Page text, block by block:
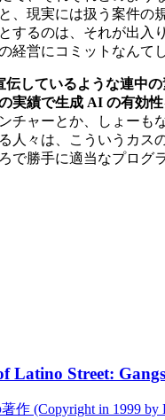
、現実には扱う案件
するのは、それが出入
経営にコミットなんて
伝しているような連中
実績で生成 AI の有効
チャーとか、しょー
人々は、こういうカ
で勝手に適当なプロ
Street:
作 (Copyright in 1999